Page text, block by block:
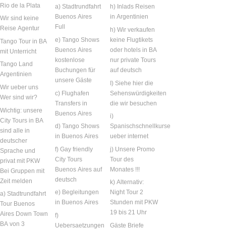
Rio de la Plata
Wir sind keine
Reise Agentur
Tango Tour in BA
mit Unterricht
Tango Land
Argentinien
Wir ueber uns
Wer sind wir?
Wichtig: unsere
City Tours in BA
sind alle in
deutscher
Sprache und
privat mit PKW
Bei Gruppen mit
Zeit melden
a) Stadtrundfahrt
Tour Buenos
Aires Down Town
BA von 3
a) Stadtrundfahrt
Buenos Aires
Full
e) Tango Shows
Buenos Aires
kostenlose
Buchungen für
unsere Gäste
c) Flughafen
Transfers in
Buenos Aires
d) Tango Shows
in Buenos Aires
f) Gay friendly
City Tours
Buenos Aires auf
deutsch
e) Begleitungen
in Buenos Aires
f)
Uebersaetzungen
h) Inlads Reisen
in Argentinien
h) Wir verkaufen
keine Flugtikets
oder hotels in BA
nur private Tours
auf deutsch
I) Siehe hier die
Sehenswürdigkeiten
die wir besuchen
i)
Spanischschnellkurse
ueber internet
j) Unsere Promo
Tour des
Monates !!!
k) Alternativ:
Night Tour 2
Stunden mit PKW
19 bis 21 Uhr
Gäste Briefe